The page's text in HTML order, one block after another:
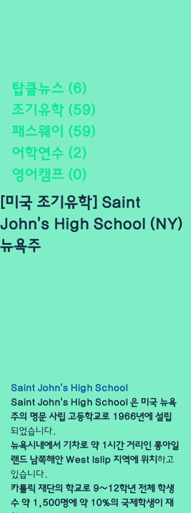
탑클뉴스 (6)
조기유학 (59)
패스웨이
(59)
어학연수 (2)
영어캠프 (0)
[미국 조기유학] Saint
John's High School (NY)
뉴욕주
Saint John's High School
Saint John's High School 은 미국 뉴욕
주의 명문 사립 고등학교로 1966년에 설립
되었습니다.
뉴욕시내에서 기차로 약 1시간 거리인 롱아일
랜드 남쪽해안 West Islip 지역에 위치 하고
있습니다.
카톨릭 재단의 학교로 9~12학년 전체 학생
수 약 1,500명에 약 10%의 국제학생이 재